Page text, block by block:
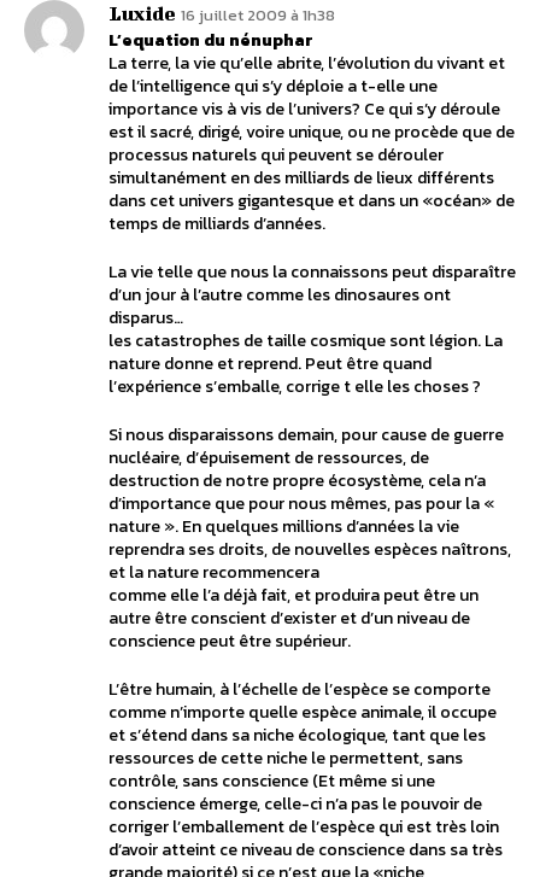
Luxide 16 juillet 2009 à 1h38
L’equation du nénuphar
La terre, la vie qu’elle abrite, l’évolution du vivant et
de l’intelligence qui s’y déploie a t-elle une
importance vis à vis de l’univers? Ce qui s’y déroule
est il sacré, dirigé, voire unique, ou ne procède que de
processus naturels qui peuvent se dérouler
simultanément en des milliards de lieux différents
dans cet univers gigantesque et dans un «océan» de
temps de milliards d’années.
La vie telle que nous la connaissons peut disparaître
d’un jour à l’autre comme les dinosaures ont
disparus…
les catastrophes de taille cosmique sont légion. La
nature donne et reprend. Peut être quand
l’expérience s’emballe, corrige t elle les choses ?
Si nous disparaissons demain, pour cause de guerre
nucléaire, d’épuisement de ressources, de
destruction de notre propre écosystème, cela n’a
d’importance que pour nous mêmes, pas pour la «
nature ». En quelques millions d’années la vie
reprendra ses droits, de nouvelles espèces naîtrons,
et la nature recommencera
comme elle l’a déjà fait, et produira peut être un
autre être conscient d’exister et d’un niveau de
conscience peut être supérieur.
L’être humain, à l’échelle de l’espèce se comporte
comme n’importe quelle espèce animale, il occupe
et s’étend dans sa niche écologique, tant que les
ressources de cette niche le permettent, sans
contrôle, sans conscience (Et même si une
conscience émerge, celle-ci n’a pas le pouvoir de
corriger l’emballement de l’espèce qui est très loin
d’avoir atteint ce niveau de conscience dans sa très